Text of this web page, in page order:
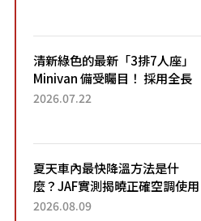
清新綠色的最新「3排7人座」
Minivan 備受矚目！ 採用全長
4.7公尺剛剛好的車身尺寸與
2026.07.22
夏天車內最快降溫方法是什
麼？JAF實測揭曉正確空調使用
方式
2026.08.09